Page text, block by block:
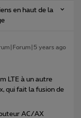
en haut de la
years ago
LTE à un autre
qui fait la fusion de
AC/AX